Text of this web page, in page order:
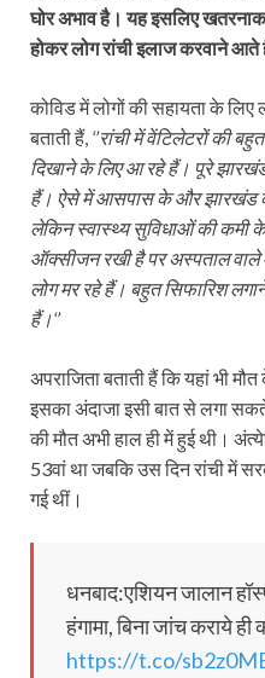
घोर अभाव है। यह इसलिए
होकर लोग रांची इलाज करवाने आते
कोविड में लोगों की सहायता के लिए
बताती हैं, ‘’रांची में वेंटिलेटरों की
दिखाने के लिए आ रहे हैं। पूरे झारखंड
हैं। ऐसे में आसपास के और झारखंड के
लेकिन स्वास्थ्य सुविधाओं की कमी
ऑक्सीजन रखी है पर अस्पताल वाले
लोग मर रहे हैं। बहुत सिफारिश
हैं।‘’
अपराजिता बताती हैं कि यहां भी
इसका अंदाजा इसी बात से लगा
की मौत अभी हाल ही में हुई थी।
53वां था जबकि उस दिन रांची में
गई थीं।
धनबाद:एशियन जालान
हंगामा, बिना जांच कराये
https://t.co/